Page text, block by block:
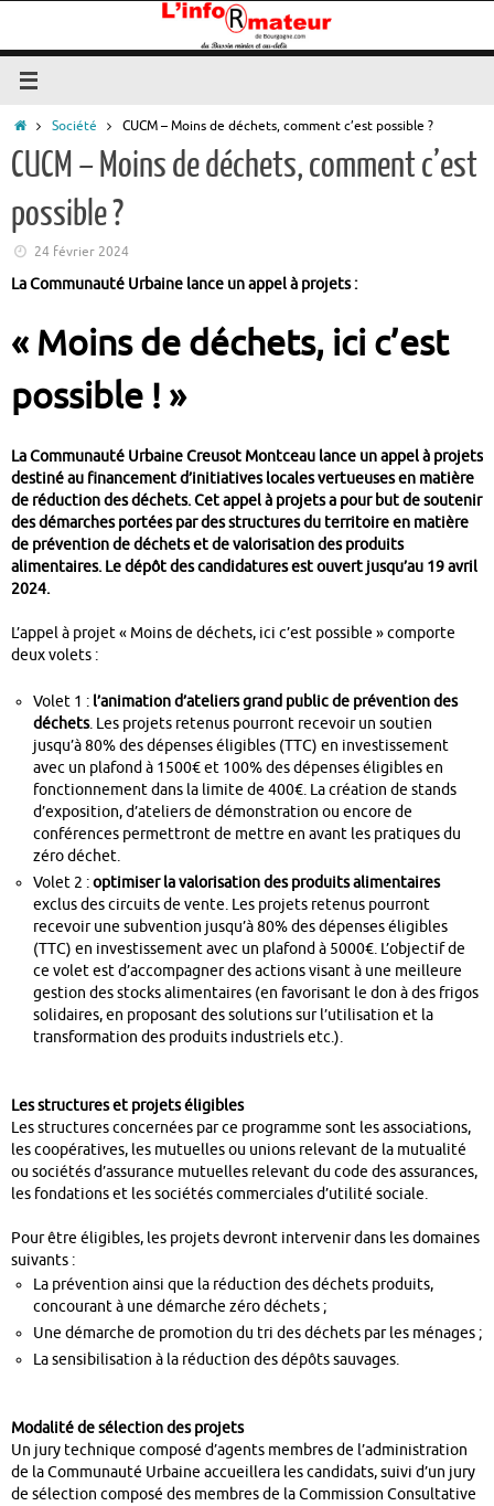
contenu
Accueil
Société CUCM – Moins de déchets, comment c’est possible ?
CUCM – Moins de déchets, comment c’est
possible ?
24 février 2024
La Communauté Urbaine lance un appel à projets :
« Moins de déchets, ici c’est
possible ! »
La Communauté Urbaine Creusot Montceau lance un appel à projets
destiné au financement d’initiatives locales vertueuses en matière
de réduction des déchets. Cet appel à projets a pour but de soutenir
des démarches portées par des structures du territoire en matière
de prévention de déchets et de valorisation des produits
alimentaires. Le dépôt des candidatures est ouvert jusqu’au 19 avril
2024.
L’appel à projet « Moins de déchets, ici c’est possible » comporte
deux volets :
Volet 1 : l’animation d’ateliers grand public de prévention des
déchets. Les projets retenus pourront recevoir un soutien
jusqu’à 80% des dépenses éligibles (TTC) en investissement
avec un plafond à 1500€ et 100% des dépenses éligibles en
fonctionnement dans la limite de 400€. La création de stands
d’exposition, d’ateliers de démonstration ou encore de
conférences permettront de mettre en avant les pratiques du
zéro déchet.
Volet 2 :optimiser la valorisation des produits alimentaires
exclus des circuits de vente. Les projets retenus pourront
recevoir une subvention jusqu’à 80% des dépenses éligibles
(TTC) en investissement avec un plafond à 5000€. L’objectif de
ce volet est d’accompagner des actions visant à une meilleure
gestion des stocks alimentaires (en favorisant le don à des frigos
solidaires, en proposant des solutions sur l’utilisation et la
transformation des produits industriels etc.).
Les structures et projets éligibles
Les structures concernées par ce programme sont les associations,
les coopératives, les mutuelles ou unions relevant de la mutualité
ou sociétés d’assurance mutuelles relevant du code des assurances,
les fondations et les sociétés commerciales d’utilité sociale.
Pour être éligibles, les projets devront intervenir dans les domaines
suivants :
La prévention ainsi que la réduction des déchets produits,
concourant à une démarche zéro déchets ;
Une démarche de promotion du tri des déchets par les ménages ;
La sensibilisation à la réduction des dépôts sauvages.
Modalité de sélection des projets
Un jury technique composé d’agents membres de l’administration
de la Communauté Urbaine accueillera les candidats, suivi d’un jury
de sélection composé des membres de la Commission Consultative